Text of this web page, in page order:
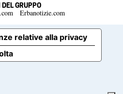
GRUPPO
Erbanotizie.com
relative alla privacy